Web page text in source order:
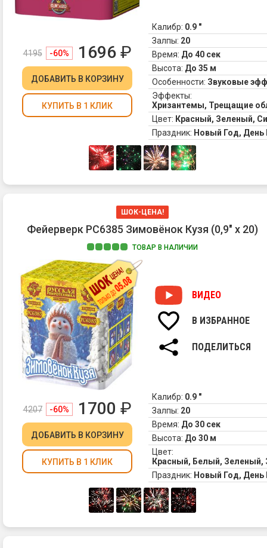
4195 -60% 1696₽
ДОБАВИТЬ В КОРЗИНУ
КУПИТЬ В 1 КЛИК
Калибр: 0.9 "
Залпы: 20
Время: До 40 сек
Высота: До 35 м
Особенности: Звуковые
Эффекты:
Хризантемы, Трещащие
Цвет: Красный, Зеленый,
Праздник: Новый Год,
ШОК-ЦЕНА!
Фейерверк РС6385 Зимовёнок Кузя (0,9" х 20)
ТОВАР В НАЛИЧИИ
ВИДЕО
В ИЗБРАННОЕ
ПОДЕЛИТЬСЯ
4207 -60% 1700 ₽
ДОБАВИТЬ В КОРЗИНУ
КУПИТЬ В 1 КЛИК
Калибр: 0.9 "
Залпы: 20
Время: До 30 сек
Высота: До 30 м
Цвет:
Красный, Белый,
Праздник: Новый Год,